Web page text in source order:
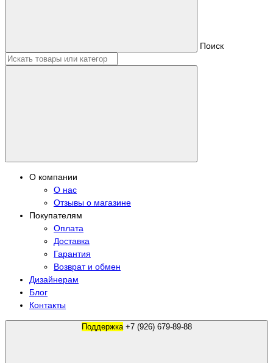
Поиск
О компании
О нас
Отзывы о магазине
Покупателям
Оплата
Доставка
Гарантия
Возврат и обмен
Дизайнерам
Блог
Контакты
Поддержка +7 (926) 679-89-88